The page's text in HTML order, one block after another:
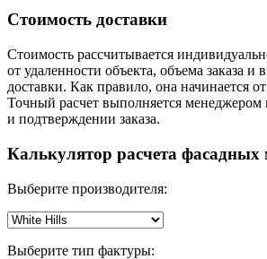
Стоимость доставки
Стоимость рассчитывается
от удаленности объекта, объема заказа и
доставки. Как правило, она начинается
Точный расчет выполняется
и подтверждении заказа.
Калькулятор расчета фасадных
Выберите производителя:
Выберите тип фактуры: